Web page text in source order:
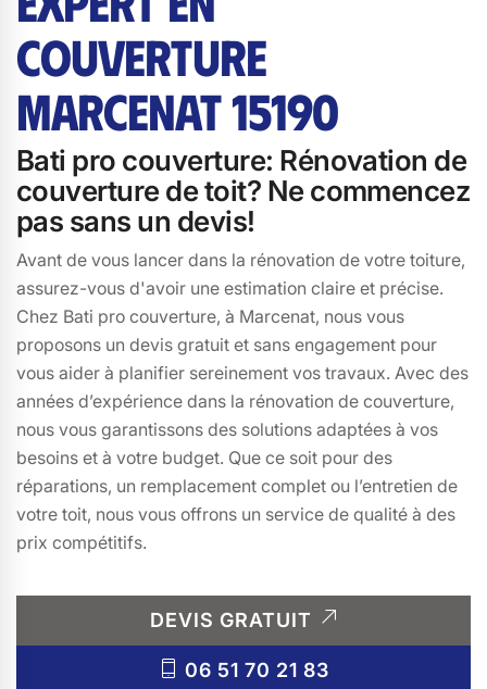
COUVERTURE
MARCENAT 15190
Bati pro couverture: Rénovation de
couverture de toit? Ne commencez
pas sans un devis!
Avant de vous lancer dans la rénovation de votre toiture,
assurez-vous d'avoir une estimation claire et précise.
Chez Bati pro couverture, à Marcenat, nous vous
proposons un devis gratuit et sans engagement pour
vous aider à planifier sereinement vos travaux. Avec des
années d’expérience dans la rénovation de couverture,
nous vous garantissons des solutions adaptées à vos
besoins et à votre budget. Que ce soit pour des
réparations, un remplacement complet ou l’entretien de
votre toit, nous vous offrons un service de qualité à des
prix compétitifs.
DEVIS GRATUIT
06 51 70 21 83